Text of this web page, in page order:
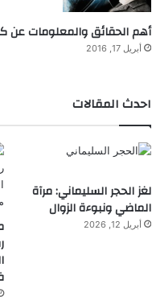
أهم الحقائق والمعلومات عن
أبريل 17, 2016
احدث المقالات
لغز الحجر السليماني: مرآة
الماضي ونبوءة الزوال
أبريل 12, 2026